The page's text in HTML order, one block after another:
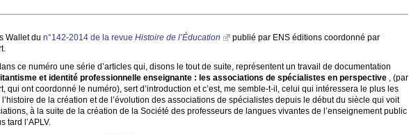
Wallet du n°142-2014 de la revue Histoire de l’Éducation publié par ENS éditions coordonné par
ce numéro une série d’articles qui, disons le tout de suite, représentent un travail de documentation
et identité professionnelle enseignante : les associations de spécialistes en perspective , (par
qui ont coordonné le numéro), sert d’introduction et c’est, me semble-t-il, celui qui intéressera le plus les
l’histoire de la création et de l’évolution des associations de spécialistes depuis le début du siècle qui voit
à la suite de la création de la Société des professeurs de langues vivantes de l’enseignement public
tard l’APLV.